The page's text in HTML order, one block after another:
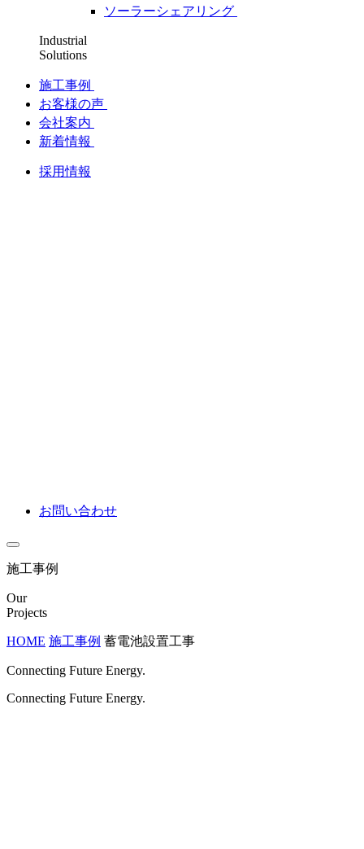
ソーラーシェアリング
Industrial
Solutions
施工事例
お客様の声
会社案内
新着情報
採用情報
お問い合わせ
施工事例
Our
Projects
HOME 施工事例 蓄電池設置工事
Connecting Future Energy.
Connecting Future Energy.